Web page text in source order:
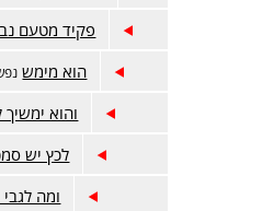
פקיד מטעם
הוא מימש
והוא
לכץ יש
ומה